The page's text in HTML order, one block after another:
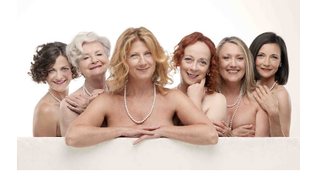
“Settembre dell’Accademia” dove si esibirà per il secondo anno
consecutivo. Il pubblico milanese avrà il piacere di applaudire i
giovani artisti della Baltic Sea Youth Philharmonic per la quarta
volta. L’orchestra, fondata nel 2008 da Kristjan Järvi (affiancato
da un prestigioso consiglio di consulent...